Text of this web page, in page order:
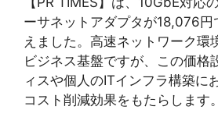
ーサネットアダプタが18,076円
えました。高速ネットワーク環
ビジネス基盤ですが、この価格
ィスや個人のITインフラ構築に
コスト削減効果をもたらします。